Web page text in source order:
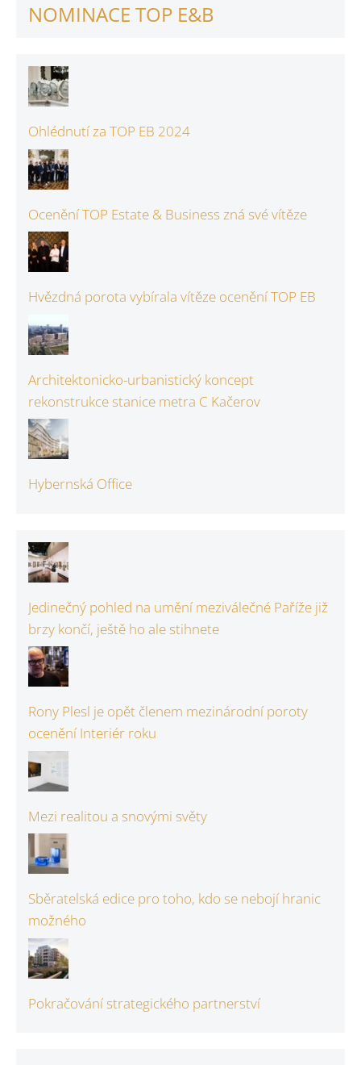
NOMINACE TOP E&B
Ohlédnutí za TOP EB 2024
Ocenění TOP Estate & Business zná své vítěze
Hvězdná porota vybírala vítěze ocenění TOP EB
Architektonicko-urbanistický koncept
rekonstrukce stanice metra C Kačerov
Hybernská Office
Jedinečný pohled na umění meziválečné Paříže již
brzy končí, ještě ho ale stihnete
Rony Plesl je opět členem mezinárodní poroty
ocenění Interiér roku
Mezi realitou a snovými světy
Sběratelská edice pro toho, kdo se nebojí hranic
možného
Pokračování strategického partnerství